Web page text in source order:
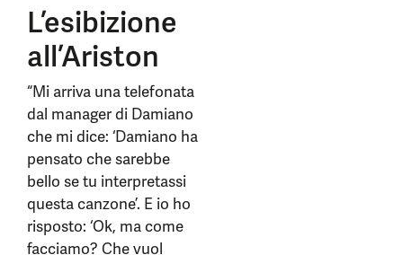
L’esibizione
all’Ariston
“Mi arriva una telefonata
dal manager di Damiano
che mi dice: ‘Damiano ha
pensato che sarebbe
bello se tu interpretassi
questa canzone’. E io ho
risposto: ‘Ok, ma come
facciamo? Che vuol